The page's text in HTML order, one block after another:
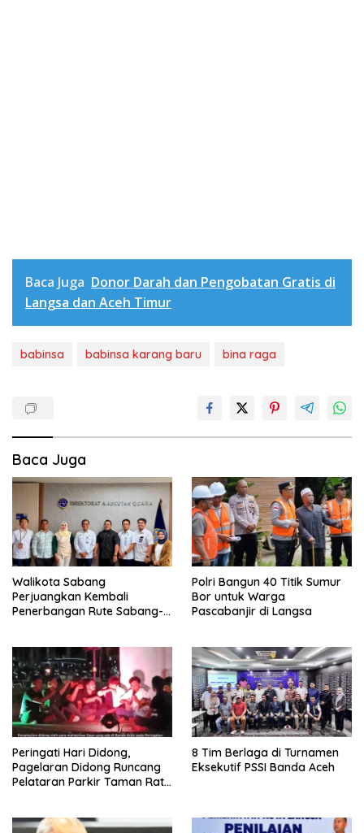
Baca Juga Donor Darah dan Pengobatan Gratis di
Langsa dan Aceh Timur
babinsa babinsa karang baru bina raga
Baca Juga
Walikota Sabang
Perjuangkan Kembali
Penerbangan Rute Sabang-
Polri Bangun 40 Titik Sumur
Bor untuk Warga
Pascabanjir di Langsa
Peringati Hari Didong,
Pagelaran Didong Runcang
Pelataran Parkir Taman Ratu
8 Tim Berlaga di Turnamen
Eksekutif PSSI Banda Aceh